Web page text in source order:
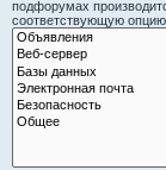
подфорумах
соответствующую опцию